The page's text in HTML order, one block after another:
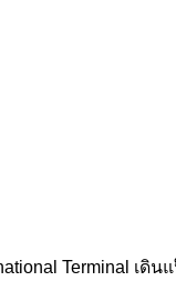
Terminal เดินแ